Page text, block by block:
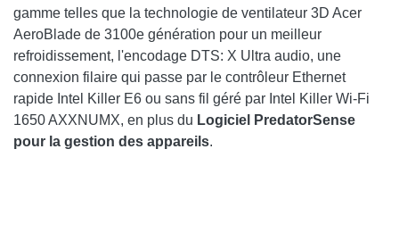
gamme telles que la technologie de ventilateur 3D Acer
AeroBlade de 3100e génération pour un meilleur
refroidissement, l'encodage DTS: X Ultra audio, une
connexion filaire qui passe par le contrôleur Ethernet
rapide Intel Killer E6 ou sans fil géré par Intel Killer Wi-Fi
1650 AXXNUMX, en plus du Logiciel PredatorSense
pour la gestion des appareils.